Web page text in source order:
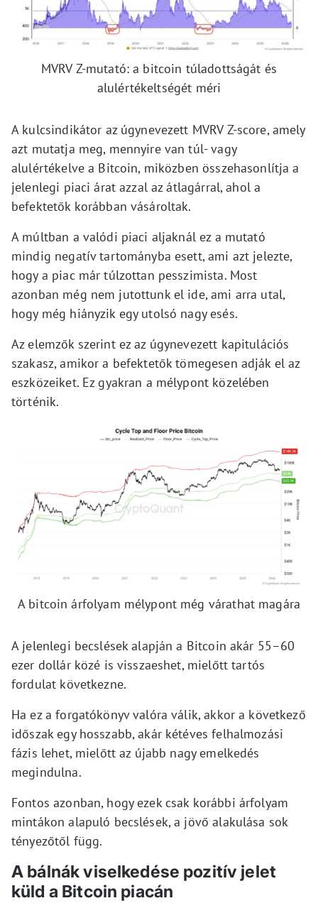
MVRV Z-mutató: a bitcoin túladottságát és
alulértékeltségét méri
A kulcsindikátor az úgynevezett MVRV Z-score, amely
azt mutatja meg, mennyire van túl- vagy
alulértékelve a Bitcoin, miközben összehasonlítja a
jelenlegi piaci árat azzal az átlagárral, ahol a
befektetők korábban vásároltak.
A múltban a valódi piaci aljaknál ez a mutató
mindig negatív tartományba esett, ami azt jelezte,
hogy a piac már túlzottan pesszimista. Most
azonban még nem jutottunk el ide, ami arra utal,
hogy még hiányzik egy utolsó nagy esés.
Az elemzők szerint ez az úgynevezett kapitulációs
szakasz, amikor a befektetők tömegesen adják el az
eszközeiket. Ez gyakran a mélypont közelében
történik.
A bitcoin árfolyam mélypont még várathat magára
A jelenlegi becslések alapján a Bitcoin akár 55–60
ezer dollár közé is visszaeshet, mielőtt tartós
fordulat következne.
Ha ez a forgatókönyv valóra válik, akkor a következő
időszak egy hosszabb, akár kétéves felhalmozási
fázis lehet, mielőtt az újabb nagy emelkedés
megindulna.
Fontos azonban, hogy ezek csak korábbi árfolyam
mintákon alapuló becslések, a jövő alakulása sok
tényezőtől függ.
A bálnák viselkedése pozitív jelet
küld a Bitcoin piacán